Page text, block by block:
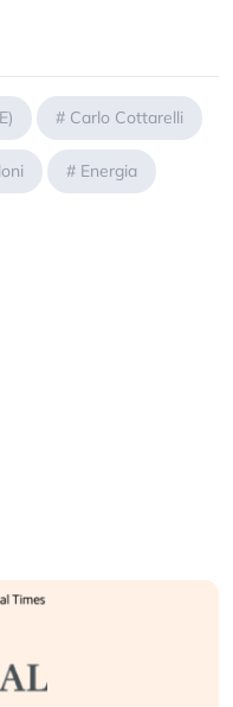
# Carlo Cottarelli
# Energia